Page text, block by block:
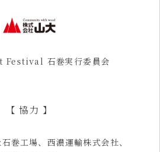
石巻実行委員会
【 協力 】
巻工場、西濃運輸株式会社、